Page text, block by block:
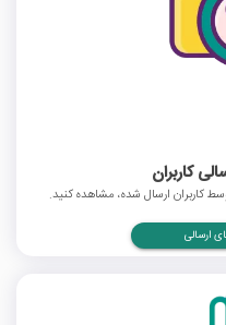
کاربران
کاربران ارسال شده، مشاهده کنید.
ارسالی